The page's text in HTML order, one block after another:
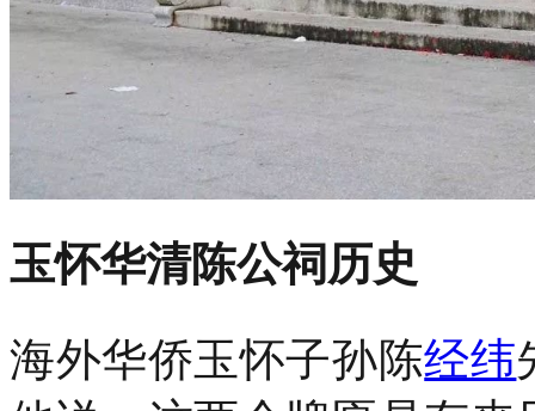
玉怀华清陈公祠历史
海外华侨玉怀子孙陈经纬